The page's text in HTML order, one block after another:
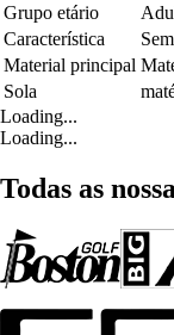
Grupo etário
Característica
Material principal
Sola
Loading...
Loading...
Todas as